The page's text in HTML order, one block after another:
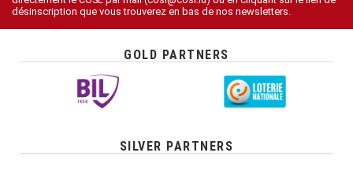
désinscription que vous trouverez en bas de nos newsletters.
GOLD PARTNERS
SILVER PARTNERS